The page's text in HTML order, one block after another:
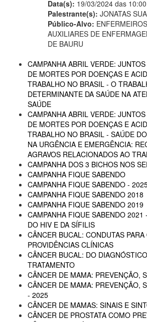
Data(s): 19/03/2024 das
Palestrante(s): JONATAS
Público-Alvo:
AUXILIARES DE
DE BAURU
CAMPANHA ABRIL VERDE:
DE MORTES POR DOENÇAS E
TRABALHO NO BRASIL - O
DETERMINANTE DA SAÚDE NA
SAÚDE
CAMPANHA ABRIL VERDE:
DE MORTES POR DOENÇAS E
TRABALHO NO BRASIL - SAÚDE
NA URGÊNCIA E EMERGÊNCIA:
AGRAVOS RELACIONADOS AO
CAMPANHA DOS 3 BICHOS NOS
CAMPANHA FIQUE SABENDO
CAMPANHA FIQUE SABENDO -
CAMPANHA FIQUE SABENDO 2018
CAMPANHA FIQUE SABENDO 2019
CAMPANHA FIQUE SABENDO 2021
DO HIV E DA SÍFILIS
CÂNCER BUCAL: CONDUTAS
PROVIDÊNCIAS CLÍNICAS
CÂNCER BUCAL: DO
TRATAMENTO
CÂNCER DE MAMA: PREVENÇÃO,
CÂNCER DE MAMA: PREVENÇÃO,
- 2025
CÂNCER DE MAMAS: SINAIS E
CÂNCER DE PROSTATA COMO